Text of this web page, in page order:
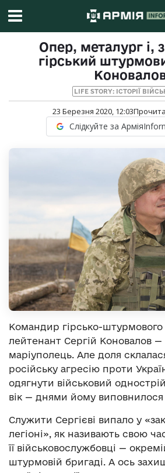
Опер, металург і,
гірський
LIFE STORY: ІСТОРІЇ
23 Березня 2020, 12:03
Слідкуйте за
Командир гірсько-
лейтенант Сергій Коновалов —
маріуполець. Але доля
російську агресію проти
одягнути військовий
вік — днями йому виповнилося
Служити Сергієві випало у
легіоні», як називають свою
її військовослужбовці —
штурмовій бригаді. А ось